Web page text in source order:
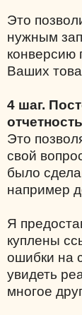
Это
нужным
конверсию
Ваших
4 шаг.
Это
свой
было
например
Я
куплены
ошибки на
увидеть
многое